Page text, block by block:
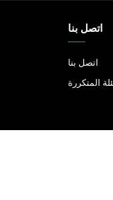
اتصل بنا
اتصل بنا
المتكررة